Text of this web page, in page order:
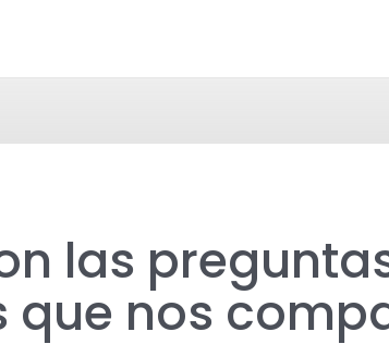
las
que nos